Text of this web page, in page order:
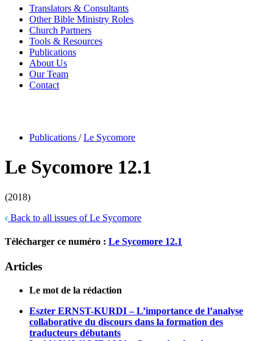
Translators & Consultants
Other Bible Ministry Roles
Church Partners
Tools & Resources
Publications
About Us
Our Team
Contact
Publications /Le Sycomore
Le Sycomore 12.1
(2018)
Back to all issues of Le Sycomore
Télécharger ce numéro : Le Sycomore 12.1
Articles
Le mot de la rédaction
Eszter ERNST-KURDI – L’importance de l’analyse
collaborative du discours dans la formation des
traducteurs débutants